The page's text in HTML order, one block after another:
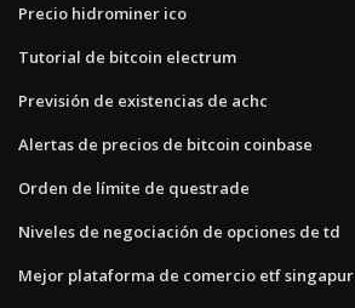
Precio hidrominer ico
Tutorial de bitcoin electrum
Previsión de existencias de achc
Alertas de precios de bitcoin coinbase
Orden de límite de questrade
Niveles de negociación de opciones de td
Mejor plataforma de comercio etf singapur